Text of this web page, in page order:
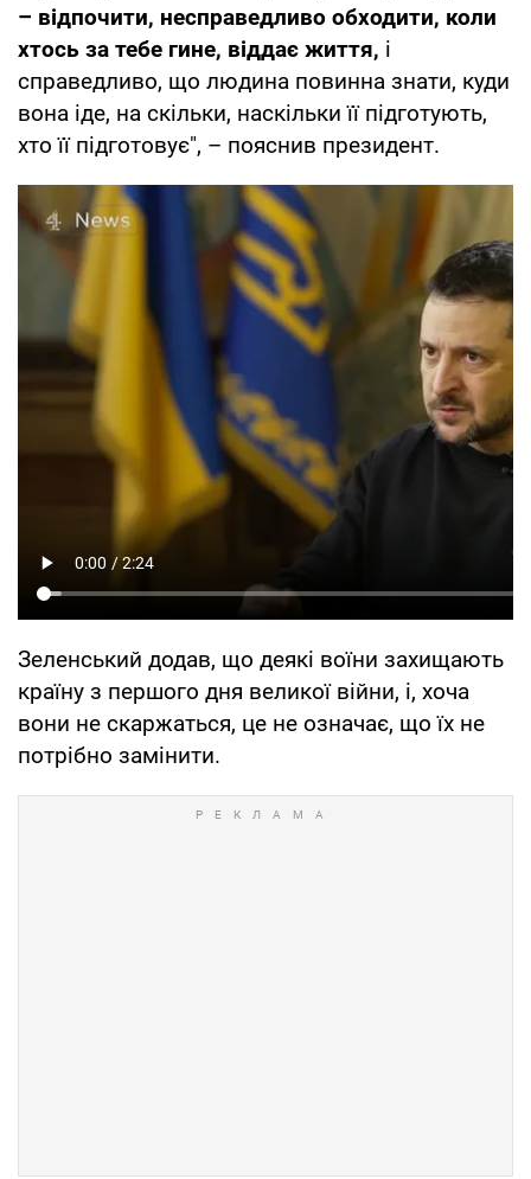
– відпочити, несправедливо обходити, коли
хтось за тебе гине, віддає життя, і
справедливо, що людина повинна знати, куди
вона іде, на скільки, наскільки її підготують,
хто її підготовує", – пояснив президент.
Зеленський додав, що деякі воїни захищають
країну з першого дня великої війни, і, хоча
вони не скаржаться, це не означає, що їх не
потрібно замінити.